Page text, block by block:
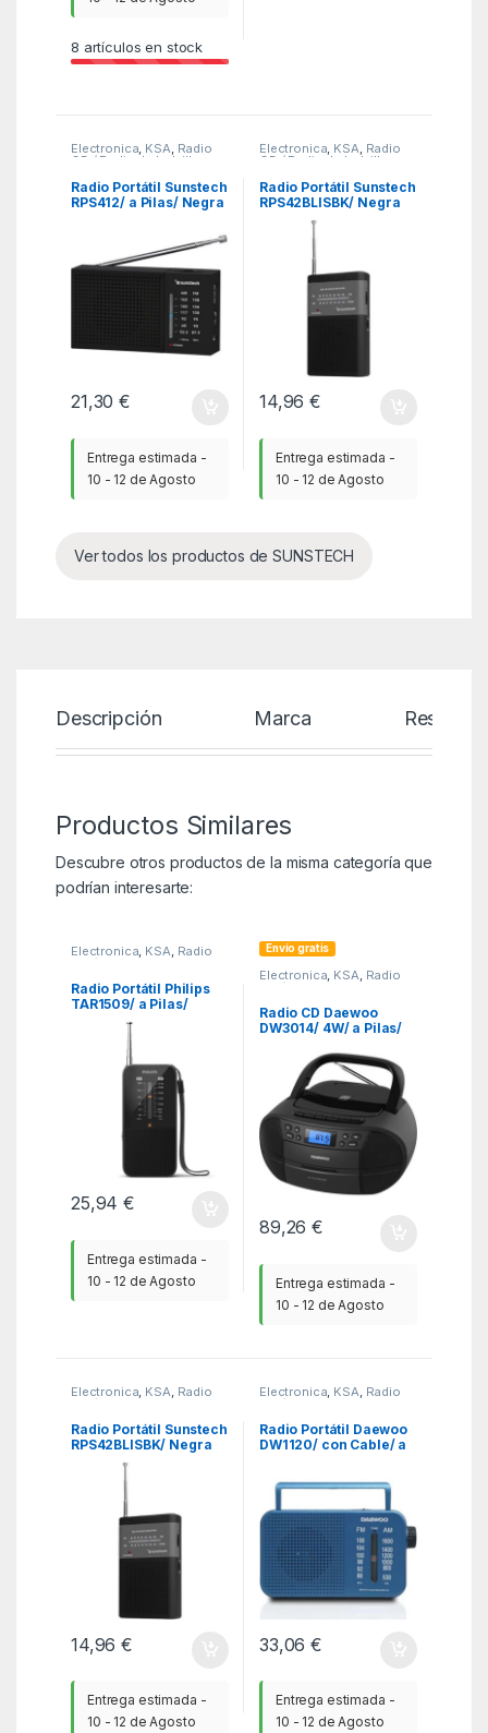
8 artículos en stock
Electronica, KSA, Radio
CD / Radio de bolsillo
Radio Portátil Sunstech
RPS412/ a Pilas/ Negra
21,30€
Entrega estimada -
10 - 12 de Agosto
Electronica, KSA, Radio
CD / Radio de bolsillo
Radio Portátil Sunstech
RPS42BLISBK/ Negra
14,96€
Entrega estimada -
10 - 12 de Agosto
Ver todos los productos de SUNSTECH
Descripción Marca Reseñas
Productos Similares
Descubre otros productos de la misma categoría que
podrían interesarte:
Electronica KSA Radio
CD / Radio de bolsillo
Radio Portátil Philips
TAR1509/ a Pilas/
25,94€
Entrega estimada -
10 - 12 de Agosto
Envío gratis
Electronica KSA Radio
CD / Radio de bolsillo
Radio CD Daewoo
DW3014/ 4W/ a Pilas/
89,26€
Entrega estimada -
10 - 12 de Agosto
Electronica, KSA, Radio
CD / Radio de bolsillo
Radio Portátil Sunstech
RPS42BLISBK/ Negra
14,96€
Entrega estimada -
10 - 12 de Agosto
Electronica, KSA, Radio
CD / Radio de bolsillo
Radio Portátil Daewoo
DW1120/ con Cable/ a
33,06€
Entrega estimada -
10 - 12 de Agosto